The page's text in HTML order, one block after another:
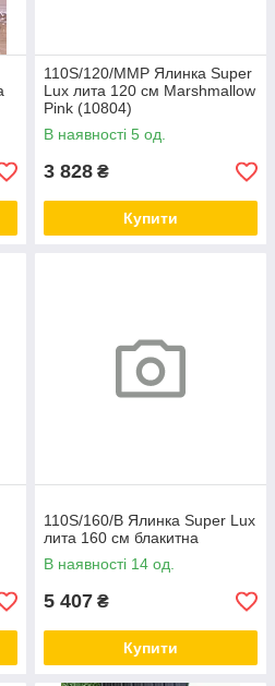
110S/120/MMP Ялинка Super
Lux лита 120 см Marshmallow
Pink (10804)
В наявності 5 од.
3 828 ₴
Купити
110S/160/B Ялинка Super Lux
лита 160 см блакитна
В наявності 14 од.
5 407 ₴
Купити